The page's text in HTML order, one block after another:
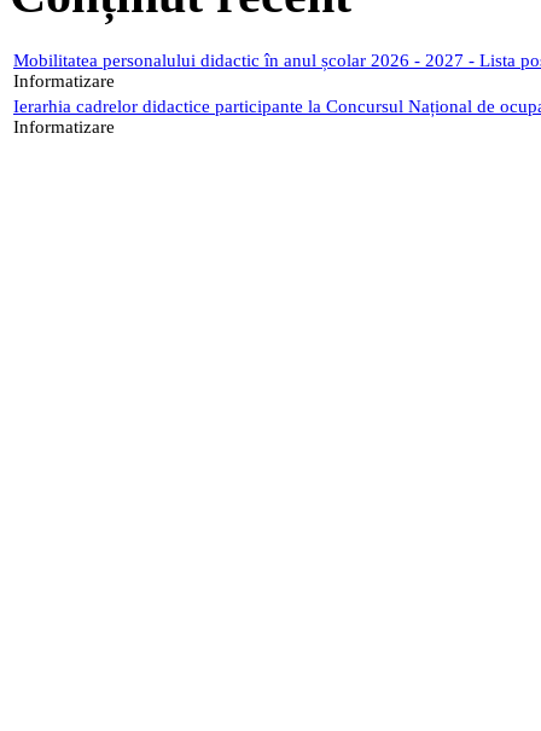
Mobilitatea personalului didactic în anul școlar 2026 - 2027 - Lista
Informatizare
Ierarhia cadrelor didactice participante la Concursul Național de
Informatizare